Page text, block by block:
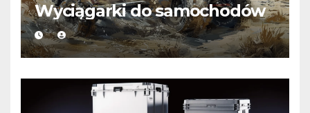
Wyciągarki do samochodów